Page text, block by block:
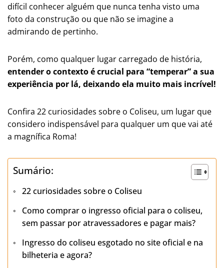
difícil conhecer alguém que nunca tenha visto uma
foto da construção ou que não se imagine a
admirando de pertinho.
Porém, como qualquer lugar carregado de história,
entender o contexto é crucial para “temperar” a sua
experiência por lá, deixando ela muito mais incrível!
Confira 22 curiosidades sobre o Coliseu, um lugar que
considero indispensável para qualquer um que vai até
a magnífica Roma!
Sumário:
22 curiosidades sobre o Coliseu
Como comprar o ingresso oficial para o coliseu,
sem passar por atravessadores e pagar mais?
Ingresso do coliseu esgotado no site oficial e na
bilheteria e agora?